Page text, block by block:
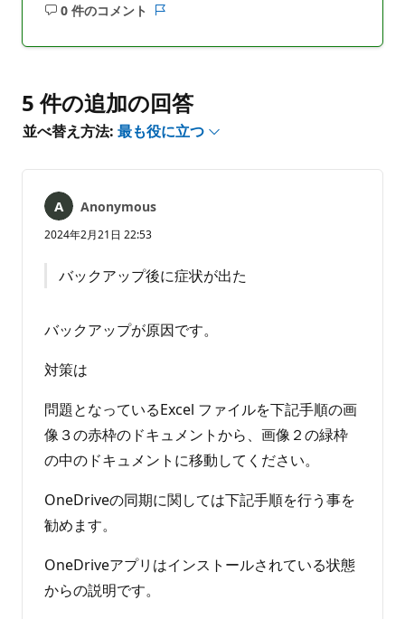
0 件のコメント
コ
は
あ
り
せ
5 件の追加の回答
並べ替え方法: 最も役に立つ
Anonymous
2024年2月21日 22:53
バックアップ後に症状が出た
バックアップが原因です。
対策は
問題となっているExcel ファイルを下記手順の画
像３の赤枠のドキュメントから、画像２の緑枠
の中のドキュメントに移動してください。
OneDriveの同期に関しては下記手順を行う事を
勧めます。
OneDriveアプリはインストールされている状態
からの説明です。